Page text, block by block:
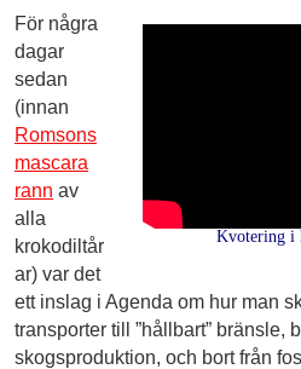
Kvotering i
För några
dagar
sedan
(innan
Romsons
mascara
rann av
alla
krokodiltår
ar) var det
ett inslag i Agenda om hur man
transporter till ”hållbart” bränsle,
skogsproduktion, och bort från